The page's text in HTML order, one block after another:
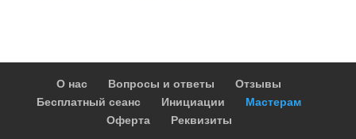
О нас Вопросы и ответы
Отзывы
Бесплатный сеанс
Инициации
Мастерам
Оферта
Реквизиты